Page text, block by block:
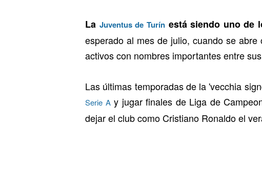
La Juventus de Turínestá siendo uno de
esperado al mes de julio, cuando se
activos con nombres importantes entre
Las últimas temporadas de la 'vecchia
Serie Ay jugar finales de Liga de
dejar el club como Cristiano Ronaldo el